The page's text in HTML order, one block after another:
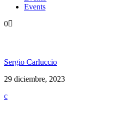
Events
0
Sergio Carluccio
29 diciembre, 2023